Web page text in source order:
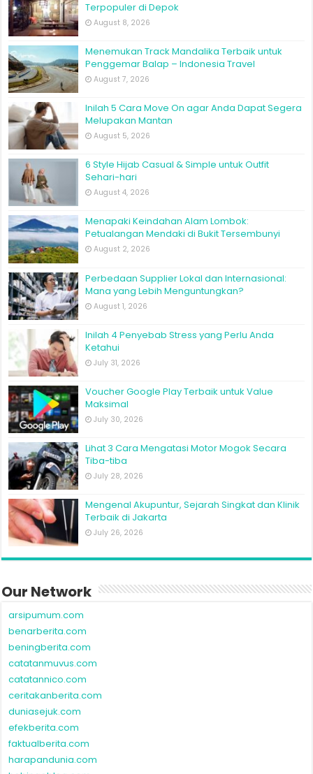
Terpopuler di Depok
August 8, 2026
Menemukan Track Mandalika Terbaik untuk
Penggemar Balap – Indonesia Travel
August 7, 2026
Inilah 5 Cara Move On agar Anda Dapat Segera
Melupakan Mantan
August 5, 2026
6 Style Hijab Casual & Simple untuk Outfit
Sehari-hari
August 4, 2026
Menapaki Keindahan Alam Lombok:
Petualangan Mendaki di Bukit Tersembunyi
August 2, 2026
Perbedaan Supplier Lokal dan Internasional:
Mana yang Lebih Menguntungkan?
August 1, 2026
Inilah 4 Penyebab Stress yang Perlu Anda
Ketahui
July 31, 2026
Voucher Google Play Terbaik untuk Value
Maksimal
July 30, 2026
Lihat 3 Cara Mengatasi Motor Mogok Secara
Tiba-tiba
July 28, 2026
Mengenal Akupuntur, Sejarah Singkat dan Klinik
Terbaik di Jakarta
July 26, 2026
Our Network
arsipumum.com
benarberita.com
beningberita.com
catatanmuvus.com
catatannico.com
ceritakanberita.com
duniasejuk.com
efekberita.com
faktualberita.com
harapandunia.com